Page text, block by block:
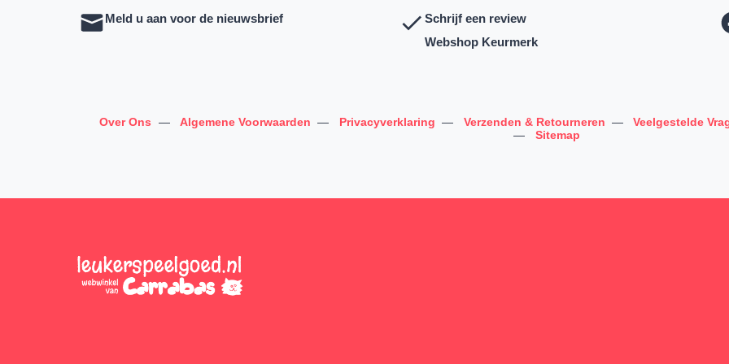
Meld u aan voor de nieuwsbrief
Schrijf een review
Webshop Keurmerk
Over Ons — Algemene Voorwaarden — Privacyverklaring — Verzenden & Retourneren — Veelgestelde
—
Sitemap